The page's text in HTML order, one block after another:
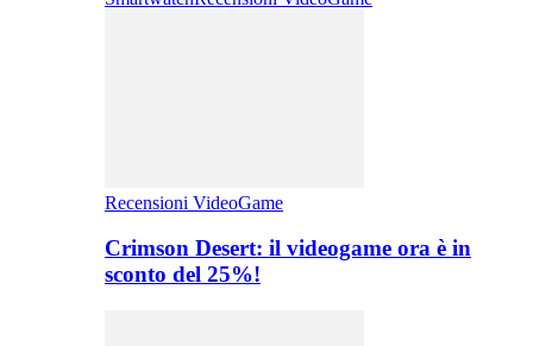
Recensioni VideoGame
Crimson Desert: il videogame ora è in
sconto del 25%!